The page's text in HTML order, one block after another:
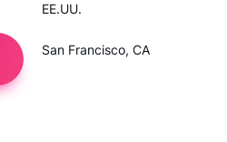
EE.UU.
San Francisco, CA